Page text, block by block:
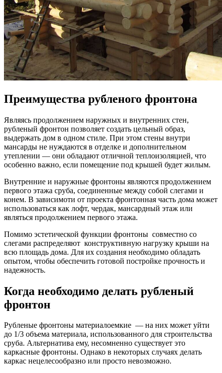
Преимущества рубленого фронтона
Являясь продолжением наружных и внутренних стен,
рубленый фронтон позволяет создать цельный образ,
выдержать дом в одном стиле. При этом стены внутри
мансарды не нуждаются в отделке и дополнительном
утеплении — они обладают отличной теплоизоляцией, что
особенно важно, если помещение под крышей будет жилым.
Внутренние и наружные фронтоны являются продолжением
первого этажа сруба, соединенные между собой слегами и
конем. В зависимоти от проекта фронтонная часть дома может
использоваться как лофт, чердак, мансардный этаж или
являться продолжением первого этажа.
Помимо эстетической функции фронтоны совместно со
слегами распределяют конструктивную нагрузку крыши на
всю площадь дома. Для их создания необходимо обладать
опытом, чтобы обеспечить готовой постройке прочность и
надежность.
Когда необходимо делать рубленый
фронтон
Рубленые фронтоны материалоемкие — на них может уйти
до 1/3 объема материала, использованного для строительства
сруба. Альтернатива ему, несомненно существует это
каркасные фронтоны. Однако в некоторых случаях делать
каркас нецелесообразно или просто невозможно.